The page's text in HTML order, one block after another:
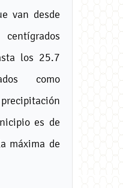
van desde
los 25.7
como
es de
máxima de